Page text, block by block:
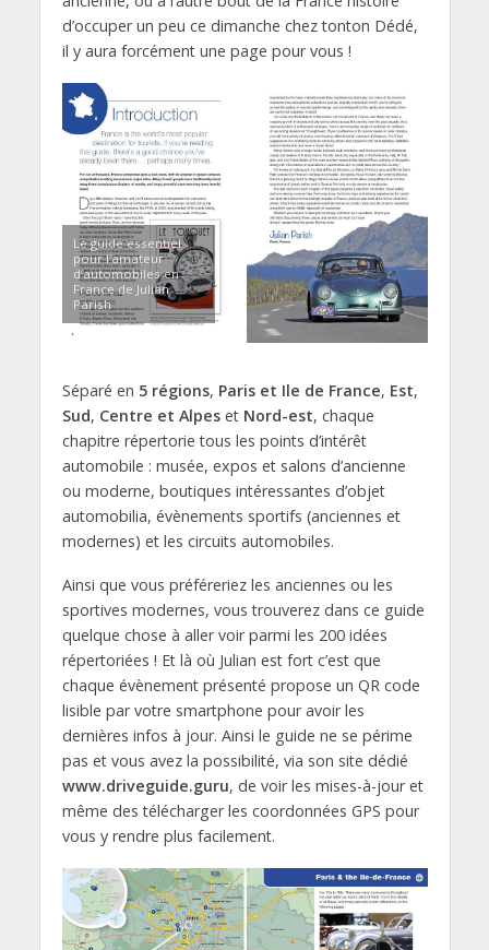
d’occuper un peu ce dimanche chez tonton Dédé,
il y aura forcément une page pour vous !
Le guide essentiel
pour l’amateur
d’automobiles en
France de Julian
Parish
Séparé en 5 régions, Paris et Ile de France, Est,
Sud, Centre et Alpeset Nord-est, chaque
chapitre répertorie tous les points d’intérêt
automobile : musée, expos et salons d’ancienne
ou moderne, boutiques intéressantes d’objet
automobilia, évènements sportifs (anciennes et
modernes) et les circuits automobiles.
Ainsi que vous préféreriez les anciennes ou les
sportives modernes, vous trouverez dans ce guide
quelque chose à aller voir parmi les 200 idées
répertoriées ! Et là où Julian est fort c’est que
chaque évènement présenté propose un QR code
lisible par votre smartphone pour avoir les
dernières infos à jour. Ainsi le guide ne se périme
pas et vous avez la possibilité, via son site dédié
www.driveguide.guru, de voir les mises-à-jour et
même des télécharger les coordonnées GPS pour
vous y rendre plus facilement.